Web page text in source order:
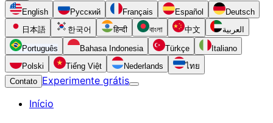
English Русский Français Español
Deutsch
日本語
한국어 हिन्दी বাংলা 中文 العربية
Português Bahasa Indonesia Türkçe
Italiano
Polski
Tiếng Việt Nederlands
ไทย
Contato Experimente grátis
Início